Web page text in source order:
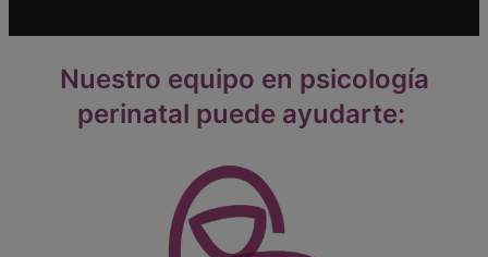
Nuestro equipo en psicología
perinatal puede ayudarte: